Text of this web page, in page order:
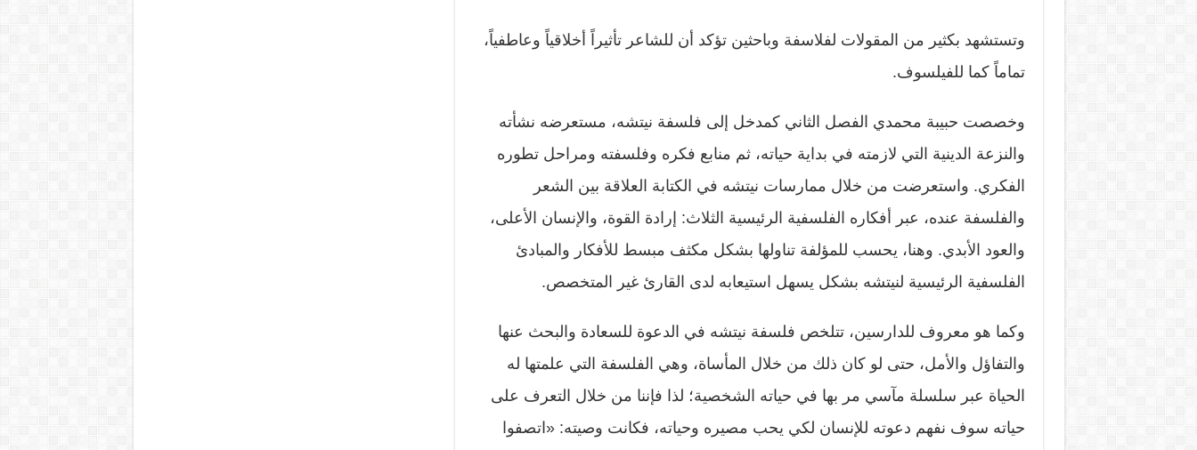
وتستشهد بكثير من المقولات لفلاسفة وباحثين تؤكد أن للشاعر تأثيراً أخلاقياً وعاطفياً،
تماماً كما للفيلسوف.
وخصصت حبيبة محمدي الفصل الثاني كمدخل إلى فلسفة نيتشه، مستعرضه نشأته
والنزعة الدينية التي لازمته في بداية حياته، ثم منابع فكره وفلسفته ومراحل تطوره
الفكري. واستعرضت من خلال ممارسات نيتشه في الكتابة العلاقة بين الشعر
والفلسفة عنده، عبر أفكاره الفلسفية الرئيسية الثلاث: إرادة القوة، والإنسان الأعلى،
والعود الأبدي. وهنا، يحسب للمؤلفة تناولها بشكل مكثف مبسط للأفكار والمبادئ
الفلسفية الرئيسية لنيتشه بشكل يسهل استيعابه لدى القارئ غير المتخصص.
وكما هو معروف للدارسين، تتلخص فلسفة نيتشه في الدعوة للسعادة والبحث عنها
والتفاؤل والأمل، حتى لو كان ذلك من خلال المأساة، وهي الفلسفة التي علمتها له
الحياة عبر سلسلة مآسي مر بها في حياته الشخصية؛ لذا فإننا من خلال التعرف على
حياته سوف نفهم دعوته للإنسان لكي يحب مصيره وحياته، فكانت وصيته: «اتصفوا